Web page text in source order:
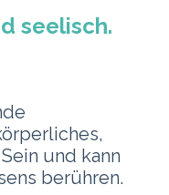
seelisch.
und kann
berühren.